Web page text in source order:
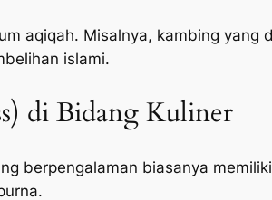
aqiqah. Misalnya, kambing
islami.
di Bidang Kuliner
berpengalaman biasanya